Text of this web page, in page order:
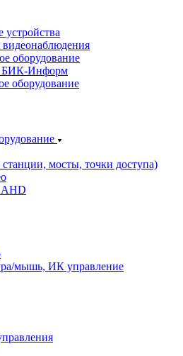
оборудование
БИК-Информ
оборудование
мосты, точки доступа)
мышь, ИК управление